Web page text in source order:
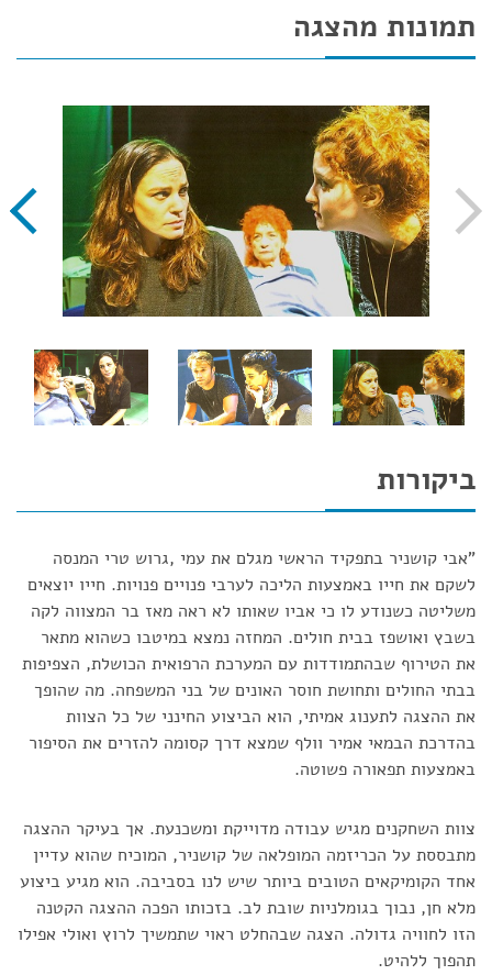
תמונות מהצגה
ביקורות
"אבי קושניר בתפקיד הראשי מגלם את עמי ,גרוש טרי המנסה
לשקם את חייו באמצעות הליכה לערבי פנויים פנויות. חייו יוצאים
משליטה כשנודע לו כי אביו שאותו לא ראה מאז בר המצווה לקה
בשבץ ואושפז בבית חולים. המחזה נמצא במיטבו כשהוא מתאר
את הטירוף שבהתמודדות עם המערכת הרפואית הכושלת, הצפיפות
בבתי החולים ותחושת חוסר האונים של בני המשפחה. מה שהופך
את ההצגה לתענוג אמיתי, הוא הביצוע החינני של כל הצוות
בהדרכת הבמאי אמיר וולף שמצא דרך קסומה להזרים את הסיפור
באמצעות תפאורה פשוטה.
צוות השחקנים מגיש עבודה מדוייקת ומשכנעת. אך בעיקר ההצגה
מתבססת על הכריזמה המופלאה של קושניר, המוכיח שהוא עדיין
אחד הקומיקאים הטובים ביותר שיש לנו בסביבה. הוא מגיע ביצוע
מלא חן, נבוך בגומלניות שובת לב. בזכותו הפכה ההצגה הקטנה
הזו לחוויה גדולה. הצגה שבהחלט ראוי שתמשיך לרוץ ואולי אפילו
תהפוך ללהיט.